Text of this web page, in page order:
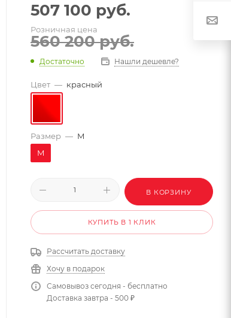
507 100 руб.
Розничная цена
560 200руб.
Достаточно Нашли дешевле?
Цвет — красный
Размер — M
M
В КОРЗИНУ
КУПИТЬ В 1 КЛИК
Рассчитать доставку
Хочу в подарок
Самовывоз сегодня - бесплатно
Доставка завтра - 500 ₽